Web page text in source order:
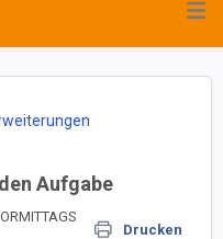
Aufgabe
Drucken